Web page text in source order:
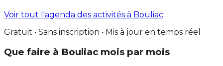
Voir tout l'agenda des activités à Bouliac
Gratuit • Sans inscription • Mis à jour en temps réel
Que faire à Bouliac mois par mois